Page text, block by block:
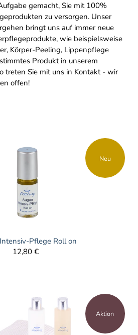
gemacht, Sie mit 100%
zu versorgen. Unser
bringt uns auf immer neue
wie beispielsweise
Körper-Peeling, Lippenpflege
Produkt in unserem
treten Sie mit uns in Kontakt - wir
offen!
Neu
Pflege Roll on
12,80 €
Aktion